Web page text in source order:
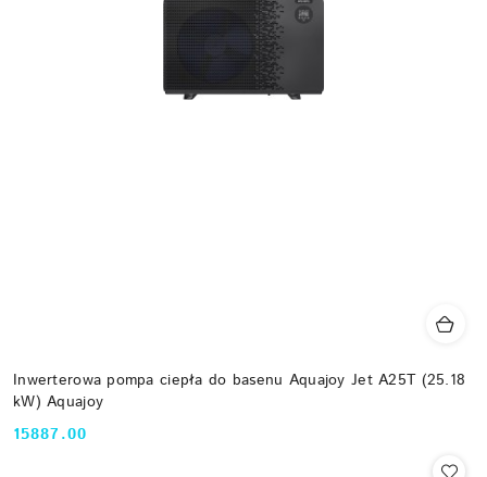
Inwerterowa pompa ciepła do basenu Aquajoy Jet A25T (25.18
kW) Aquajoy
Cena:
15887.00